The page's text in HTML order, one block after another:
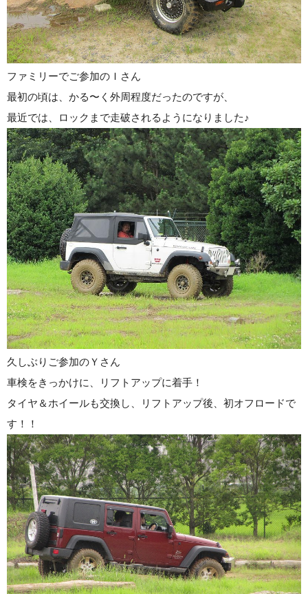
ファミリーでご参加のＩさん
最初の頃は、かる〜く外周程度だったのですが、
最近では、ロックまで走破されるようになりました♪
久しぶりご参加のＹさん
車検をきっかけに、リフトアップに着手！
タイヤ＆ホイールも交換し、リフトアップ後、初オフロードで
す！！